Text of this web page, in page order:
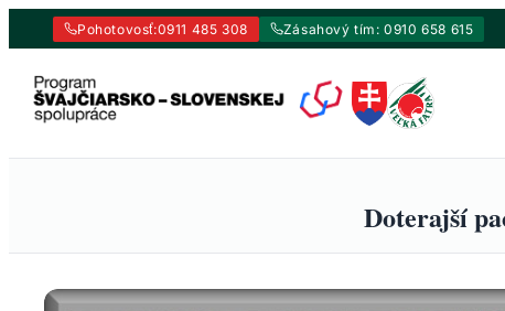
Pohotovosť:0911 485 308 Zásahový tím: 0910 658 615
obsah
Doterajší